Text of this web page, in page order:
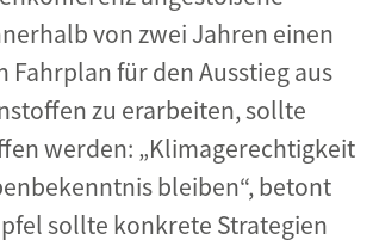
von zwei Jahren einen
Fahrplan für den Ausstieg aus
zu erarbeiten, sollte
werden: „Klimagerechtigkeit
bleiben“, betont
sollte konkrete Strategien